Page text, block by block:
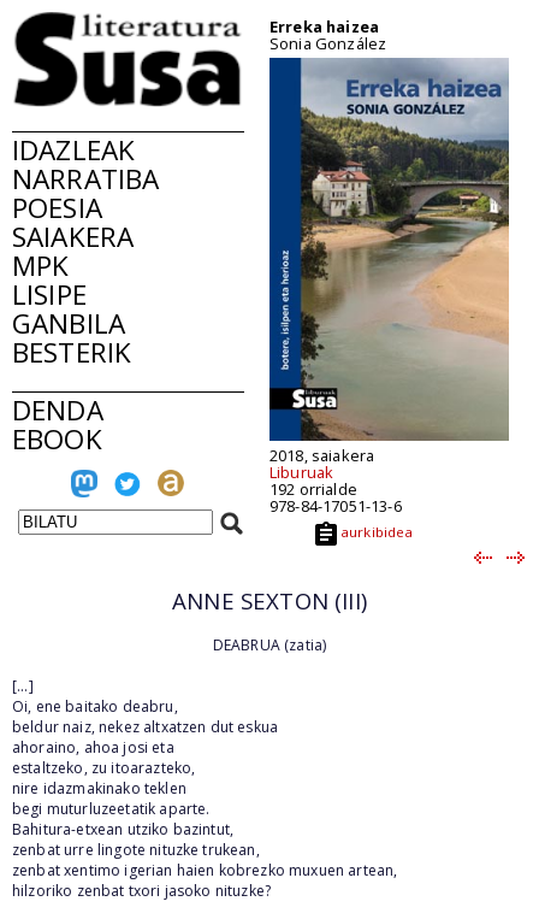
IDAZLEAK
NARRATIBA
POESIA
SAIAKERA
MPK
LISIPE
GANBILA
BESTERIK
DENDA
EBOOK
Erreka haizea
Sonia González
2018, saiakera
Liburuak
192 orrialde
978-84-17051-13-6
aurkibidea
ANNE SEXTON (III)
DEABRUA (zatia)
[...]
Oi, ene baitako deabru,
beldur naiz, nekez altxatzen dut eskua
ahoraino, ahoa josi eta
estaltzeko, zu itoarazteko,
nire idazmakinako teklen
begi muturluzeetatik aparte.
Bahitura-etxean utziko bazintut,
zenbat urre lingote nituzke trukean,
zenbat xentimo igerian haien kobrezko muxuen artean,
hilzoriko zenbat txori jasoko nituzke?